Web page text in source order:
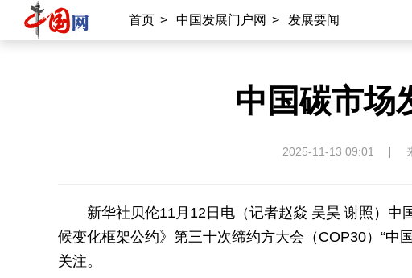
首页 > 中国发展门户网 > 发展要闻
中国碳市场
2025-11-13 09:01
新华社贝伦11月12日电（记者赵焱 吴昊 谢照）
候变化框架公约》第三十次缔约方大会（COP30）“中
关注。